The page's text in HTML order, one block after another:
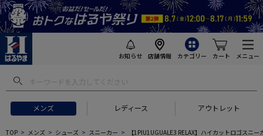
お知らせ 店舗情報 カテゴリー カート メニュー
メンズ レディース アウトレット
TOP メンズ シューズ スニーカー 【1PIU1UGUALE3 RELAX】ハイカットロゴスニ